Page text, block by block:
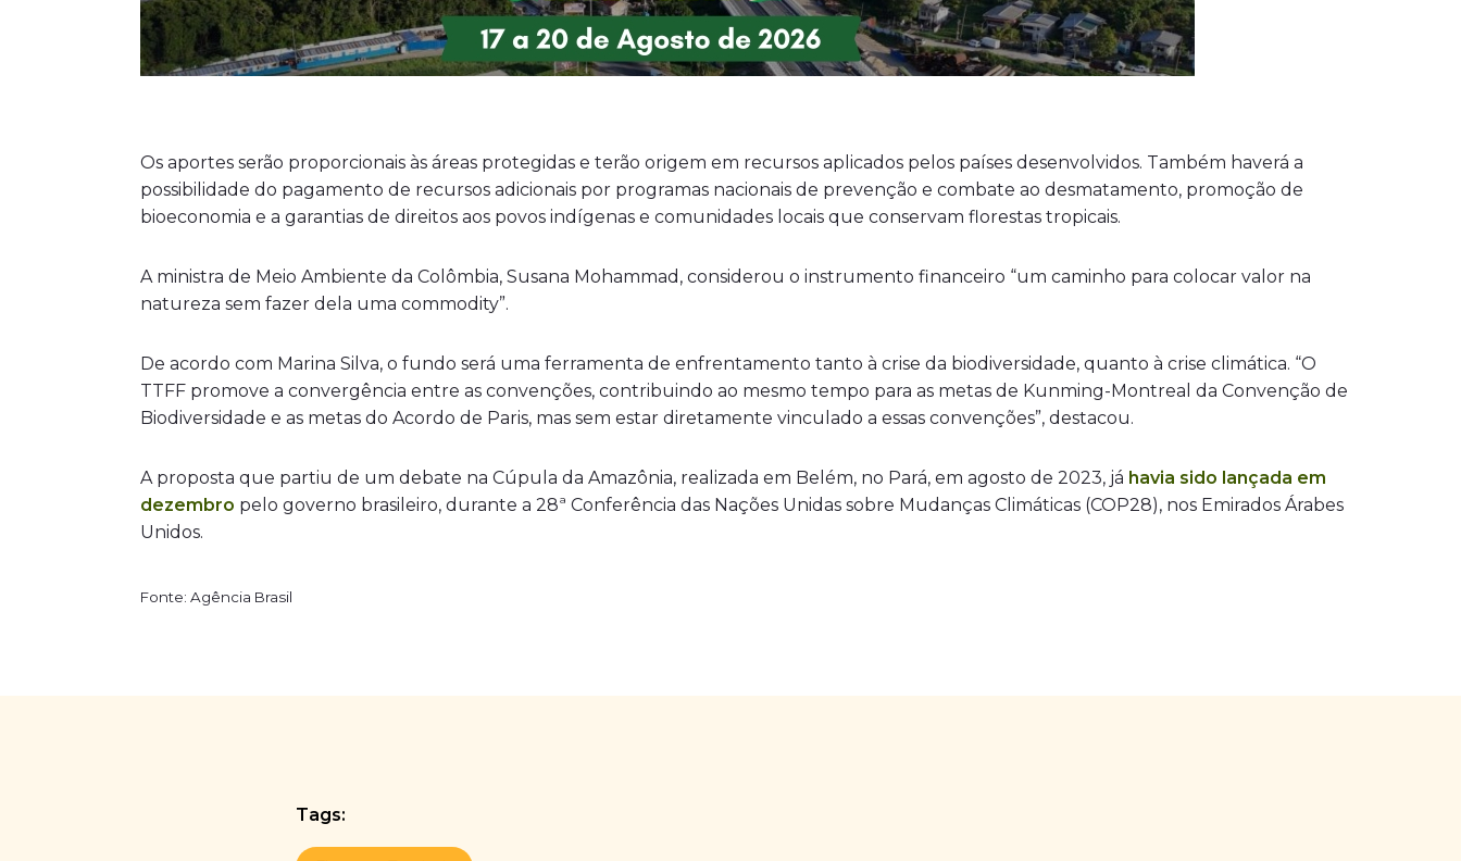
Os aportes serão proporcionais às áreas protegidas e terão origem em recursos aplicados pelos países desenvolvidos. Também haverá a
possibilidade do pagamento de recursos adicionais por programas nacionais de prevenção e combate ao desmatamento, promoção de
bioeconomia e a garantias de direitos aos povos indígenas e comunidades locais que conservam florestas tropicais.
A ministra de Meio Ambiente da Colômbia, Susana Mohammad, considerou o instrumento financeiro “um caminho para colocar valor na
natureza sem fazer dela uma commodity”.
De acordo com Marina Silva, o fundo será uma ferramenta de enfrentamento tanto à crise da biodiversidade, quanto à crise climática. “O
TTFF promove a convergência entre as convenções, contribuindo ao mesmo tempo para as metas de Kunming-Montreal da Convenção de
Biodiversidade e as metas do Acordo de Paris, mas sem estar diretamente vinculado a essas convenções”, destacou.
A proposta que partiu de um debate na Cúpula da Amazônia, realizada em Belém, no Pará, em agosto de 2023, já havia sido lançada em
dezembro pelo governo brasileiro, durante a 28ª Conferência das Nações Unidas sobre Mudanças Climáticas (COP28), nos Emirados Árabes
Unidos.
Fonte: Agência Brasil
Tags: